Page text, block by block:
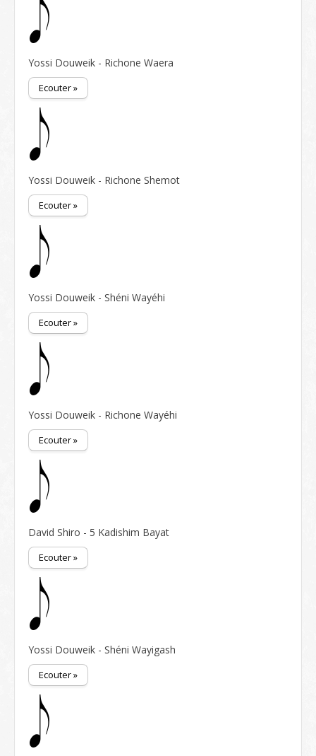
Yossi Douweik - Richone Waera
Ecouter »
Yossi Douweik - Richone Shemot
Ecouter »
Yossi Douweik - Shéni Wayéhi
Ecouter »
Yossi Douweik - Richone Wayéhi
Ecouter »
David Shiro - 5 Kadishim Bayat
Ecouter »
Yossi Douweik - Shéni Wayigash
Ecouter »